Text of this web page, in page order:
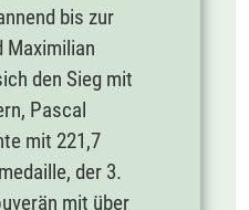
bis zur
Maximilian
den Sieg mit
Pascal
mit 221,7
der 3.
mit über